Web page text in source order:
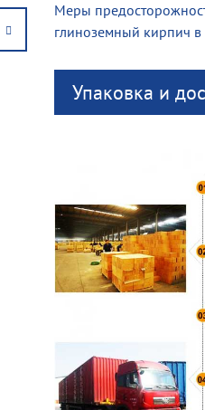
Меры
глиноземный кирпич в
Упаковка и